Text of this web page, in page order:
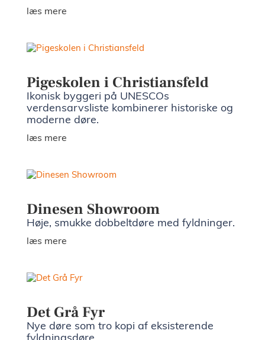
læs mere
Pigeskolen i Christiansfeld
Ikonisk byggeri på UNESCOs
verdensarvsliste kombinerer historiske og
moderne døre.
læs mere
Dinesen Showroom
Høje, smukke dobbeltdøre med fyldninger.
læs mere
Det Grå Fyr
Nye døre som tro kopi af eksisterende